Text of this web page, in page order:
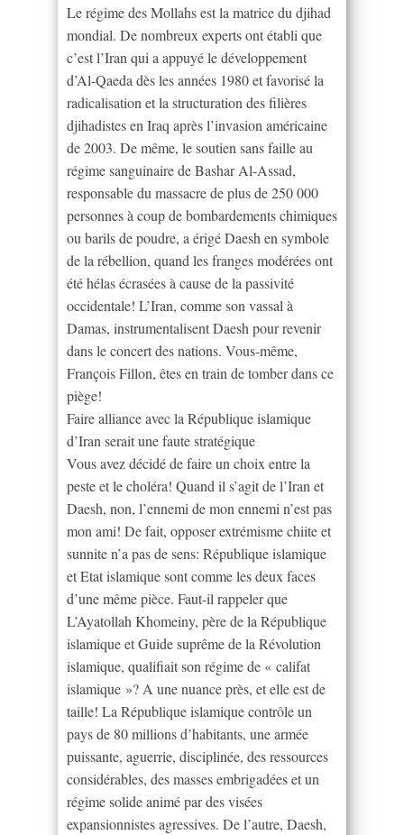
Le régime des Mollahs est la matrice du djihad
mondial. De nombreux experts ont établi que
c’est l’Iran qui a appuyé le développement
d’Al-Qaeda dès les années 1980 et favorisé la
radicalisation et la structuration des filières
djihadistes en Iraq après l’invasion américaine
de 2003. De même, le soutien sans faille au
régime sanguinaire de Bashar Al-Assad,
responsable du massacre de plus de 250 000
personnes à coup de bombardements chimiques
ou barils de poudre, a érigé Daesh en symbole
de la rébellion, quand les franges modérées ont
été hélas écrasées à cause de la passivité
occidentale! L’Iran, comme son vassal à
Damas, instrumentalisent Daesh pour revenir
dans le concert des nations. Vous-même,
François Fillon, êtes en train de tomber dans ce
piège!
Faire alliance avec la République islamique
d’Iran serait une faute stratégique
Vous avez décidé de faire un choix entre la
peste et le choléra! Quand il s’agit de l’Iran et
Daesh, non, l’ennemi de mon ennemi n’est pas
mon ami! De fait, opposer extrémisme chiite et
sunnite n’a pas de sens: République islamique
et Etat islamique sont comme les deux faces
d’une même pièce. Faut-il rappeler que
L’Ayatollah Khomeiny, père de la République
islamique et Guide suprême de la Révolution
islamique, qualifiait son régime de « califat
islamique »? A une nuance près, et elle est de
taille! La République islamique contrôle un
pays de 80 millions d’habitants, une armée
puissante, aguerrie, disciplinée, des ressources
considérables, des masses embrigadées et un
régime solide animé par des visées
expansionnistes agressives. De l’autre, Daesh,